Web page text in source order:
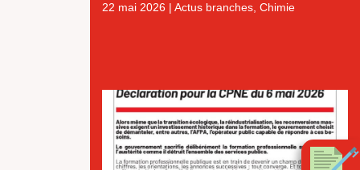
22 mai 2026 | Actus branches Chimie